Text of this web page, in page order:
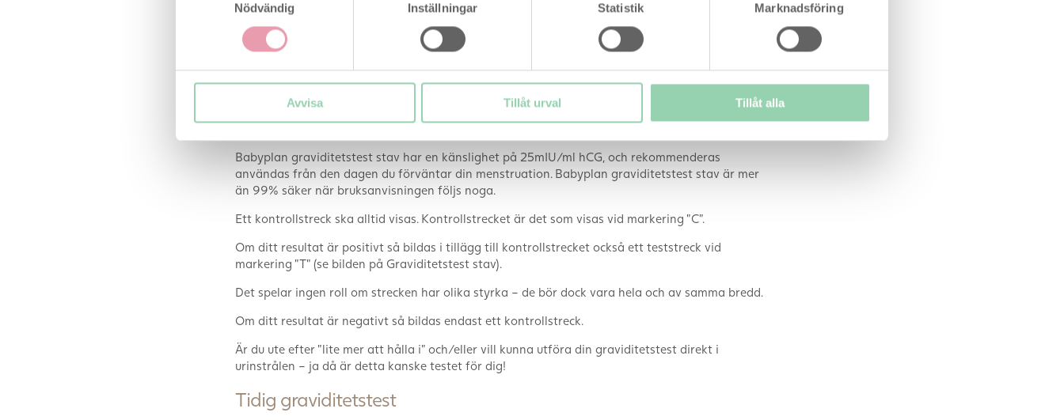
Nödvändig
Inställningar Statistik Marknadsföring
Avvisa Tillåt urval Tillåt alla
Positiv Babyplan graviditetstest stav
Bilden här ovanför visar en positivBabyplan graviditetstest av typen stav
möjligt att kissa direkt på den sugande delen (efter att det rosa locket har tagits av). För den här
typen av test behöver du inte först uppsamla ett urinprov, något som gör den mycket hygienisk
Babyplan graviditetstest stav har en känslighet på 25mIU/ml hCG, och rekommenderas
användas från den dagen du förväntar din menstruation. Babyplan graviditetstest stav är mer
än 99% säker när bruksanvisningen följs noga.
Ett kontrollstreck ska alltid visas. Kontrollstrecket är det som visas vid markering ”C”.
Om ditt resultat är positivt så bildas i tillägg till kontrollstrecket också ett teststreck vid
markering ”T” (se bilden på Graviditetstest stav).
Det spelar ingen roll om strecken har olika styrka – de bör dock vara hela och av samma bredd.
Om ditt resultat är negativt så bildas endast ett kontrollstreck.
Är du ute efter ”lite mer att hålla i” och/eller vill kunna utföra din graviditetstest direkt i
urinstrålen – ja då är detta kanske testet för dig!
Tidig graviditetstest